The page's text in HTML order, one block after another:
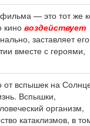
— это тот же
кино воздействует
заставляет его
вместе с героями,
от вспышек на
Вспышки,
организм,
катаклизмов, в